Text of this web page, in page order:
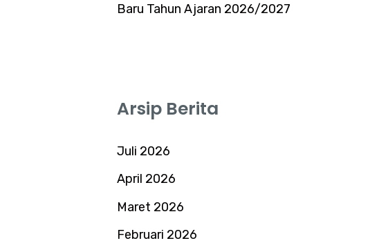
Baru Tahun Ajaran 2026/2027
Arsip Berita
Juli 2026
April 2026
Maret 2026
Februari 2026